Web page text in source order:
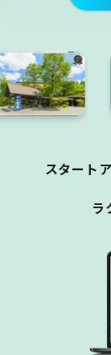
スタート
ラ